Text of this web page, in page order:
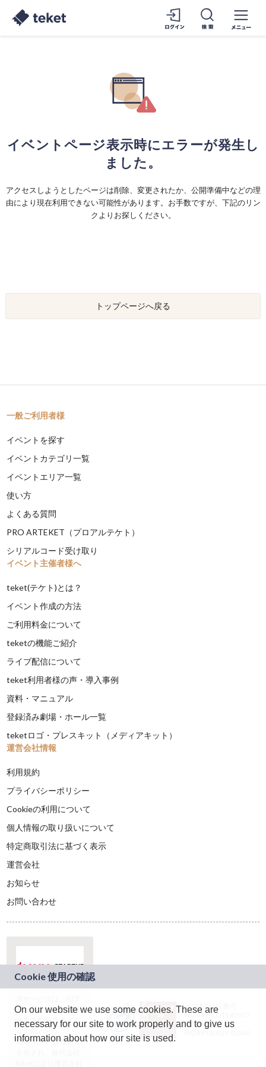
イベントページ表示時にエラーが発生し
ました。
アクセスしようとしたページは削除、変更されたか、公開準備中などの理
由により現在利用できない可能性があります。お手数ですが、下記のリン
クよりお探しください。
トップページへ戻る
一般ご利用者様
イベントを探す
イベントカテゴリ一覧
イベントエリア一覧
使い方
よくある質問
PRO ARTEKET（プロアルテケト）
シリアルコード受け取り
イベント主催者様へ
teket(テケト)とは？
イベント作成の方法
ご利用料金について
teketの機能ご紹介
ライブ配信について
teket利用者様の声・導入事例
資料・マニュアル
登録済み劇場・ホール一覧
teketロゴ・プレスキット（メディアキット）
運営会社情報
利用規約
プライバシーポリシー
Cookieの利用について
個人情報の取り扱いについて
特定商取引法に基づく表示
運営会社
お知らせ
お問い合わせ
ドコモグループの新
規事業創出プログラ
ム「docomo
STARTUP」を通じて
JASRAC許諾番号：
9024936001Y45037
JASRAC許諾番号：
On our website we use some cookies. These are
necessary for our site to work properly and to give us
information about how our site is used.